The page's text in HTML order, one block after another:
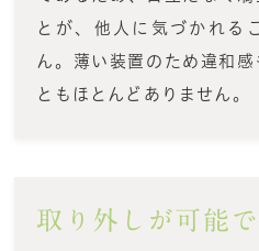
とが、他人に気づかれる
ん。薄い装置のため違和
ともほとんどありません。
取り外しが可能